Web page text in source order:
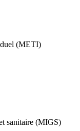
(METI)
sanitaire (MIGS)